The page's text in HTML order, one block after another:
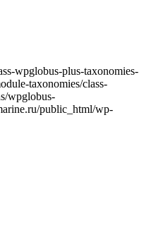
wpglobus-plus-taxonomies-
taxonomies/class-
wpglobus-
public_html/wp-